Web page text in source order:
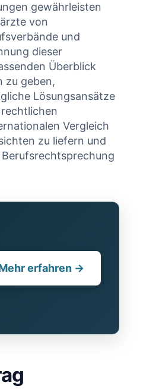
gewährleisten
von
und
dieser
Überblick
zu geben,⁤
Lösungsansätze
Vergleich
zu liefern und
erfahren →